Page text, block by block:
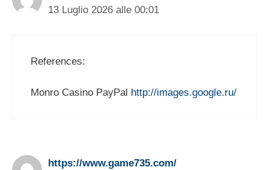
13 Luglio 2026 alle 00:01
References:
Monro Casino PayPal http://images.google.ru/
https://www.game735.com/